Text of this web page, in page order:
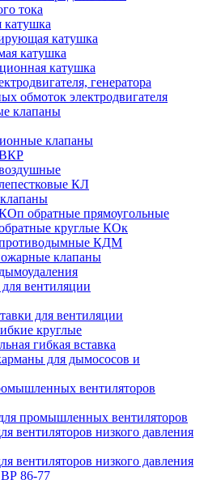
тока
катушка
катушка
катушка
генератора
обмоток электродвигателя
клапаны
клапаны
КЛ
обратные прямоугольные
круглые КОк
КДМ
клапаны
вентиляции
для вентиляции
круглые
гибкая вставка
для дымососов и
вентиляторов
промышленных вентиляторов
вентиляторов низкого давления
вентиляторов низкого давления
86-77